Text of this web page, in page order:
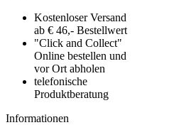
Kostenloser Versand
ab € 46,- Bestellwert
"Click and Collect"
Online bestellen und
vor Ort abholen
telefonische
Produktberatung
Informationen